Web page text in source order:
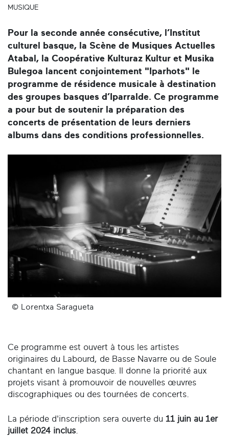
MUSIQUE
Pour la seconde année consécutive, l’ Institut
culturel basque, la Scène de Musiques Actuelles
Atabal , la Coopérative Kulturaz Kultur et Musika
Bulegoa lancent conjointement " Iparhots" le
programme de résidence musicale à destination
des groupes basques d’Iparralde. Ce programme
a pour but de soutenir la préparation des
concerts de présentation de leurs derniers
albums dans des conditions professionnelles.
© Lorentxa Saragueta
Ce programme est ouvert à tous les artistes
originaires du Labourd, de Basse Navarre ou de Soule
chantant en langue basque. Il donne la priorité aux
projets visant à promouvoir de nouvelles œuvres
discographiques ou des tournées de concerts.
La période d'inscription sera ouverte du 11 juin au 1er
juillet 2024 inclus